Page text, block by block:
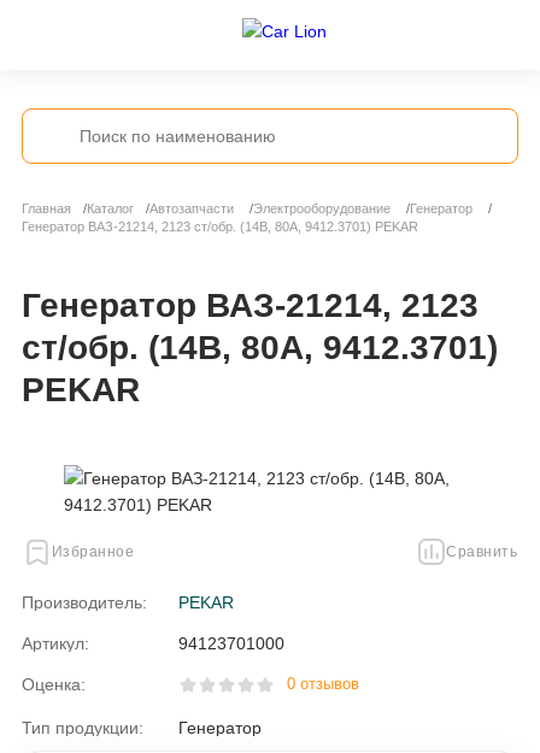
Главная Каталог Автозапчасти Электрооборудование
Генератор
Генератор ВАЗ-21214, 2123 ст/обр. (14В, 80А, 9412.3701) PEKAR
Генератор ВАЗ-21214, 2123
ст/обр. (14В, 80А, 9412.3701)
PEKAR
Избранное Сравнить
Производитель: PEKAR
Артикул: 94123701000
Оценка: 0 отзывов
Тип продукции: Генератор